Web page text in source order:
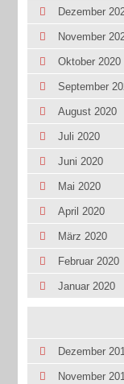
Dezember
November
Oktober 2020
September
August 2020
Juli 2020
Juni 2020
Mai 2020
April 2020
März 2020
Februar 2020
Januar 2020
Dezember
November